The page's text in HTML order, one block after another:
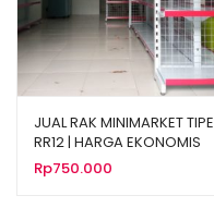
JUAL RAK MINIMARKET TIPE
RR12 | HARGA EKONOMIS
Rp750.000